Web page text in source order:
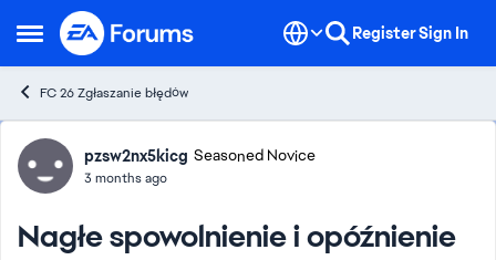
Open Side Menu
Skip to content RegisterSign In
FC 26 Zgłaszanie błędów
Forum Discussion
pzsw2nx5kicg Seasoned Novice
3 months ago
Nagłe spowolnienie i opóźnienie